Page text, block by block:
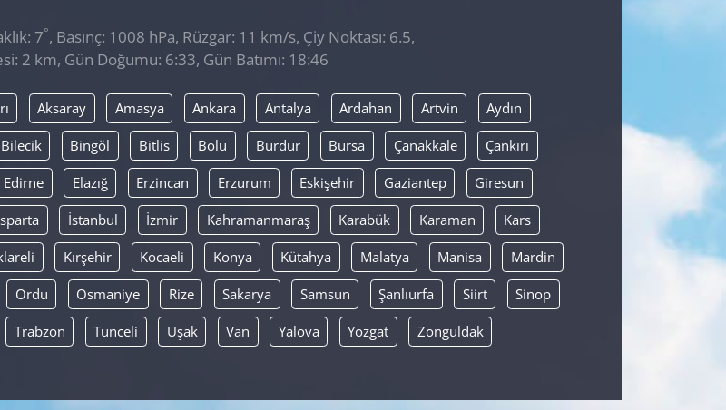
7°, Basınç: 1008 hPa, Rüzgar: 11 km/s, Çiy Noktası: 6.5,
2 km, Gün Doğumu: 6:33, Gün Batımı: 18:46
Aksaray Amasya Ankara Antalya Ardahan Artvin Aydın
Bilecik Bingöl Bitlis Bolu Burdur Bursa Çanakkale Çankırı
Edirne Elazığ Erzincan Erzurum Eskişehir Gaziantep Giresun
İstanbul İzmir Kahramanmaraş Karabük Karaman Kars
Kırşehir Kocaeli Konya Kütahya Malatya Manisa Mardin
Ordu Osmaniye Rize Sakarya Samsun Şanlıurfa Siirt Sinop
Trabzon Tunceli Uşak Van Yalova Yozgat Zonguldak